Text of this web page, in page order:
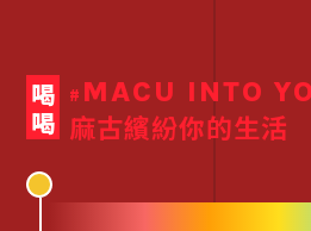
喝喝 # MACU INTO
麻古繽紛你的生活